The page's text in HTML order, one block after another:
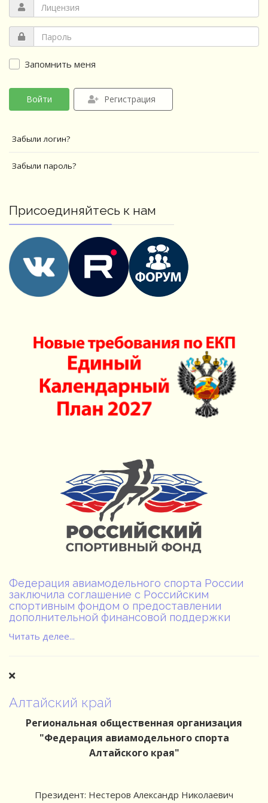
Запомнить меня
Войти Регистрация
Забыли логин?
Забыли пароль?
Присоединяйтесь к нам
Федерация авиамодельного спорта России
заключила соглашение с Российским
спортивным фондом о предоставлении
дополнительной финансовой поддержки
Читать делее...
Алтайский край
Региональная общественная организация
"Федерация авиамодельного спорта
Алтайского края"
Президент: Нестеров Александр Николаевич